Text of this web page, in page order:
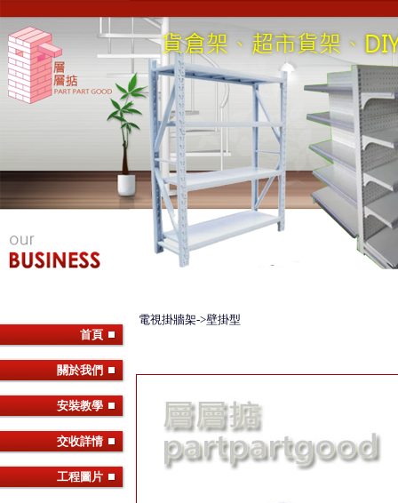
首頁
關於我們
安裝教學
交收詳情
工程圖片
電視掛牆架->壁掛型